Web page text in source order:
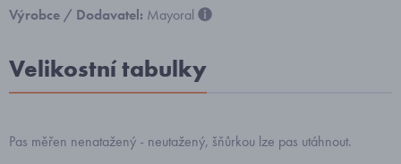
Výrobce / Dodavatel: Mayoral
Velikostní tabulky
Pas měřen nenatažený - neutažený, šňůrkou lze pas utáhnout.